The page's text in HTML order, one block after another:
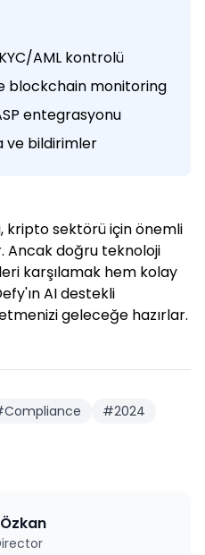
AML kontrolü
blockchain monitoring
entegrasyonu
ve bildirimler
kripto sektörü için önemli
Ancak doğru teknoloji
karşılamak hem kolay
AI destekli
geleceğe hazırlar.
Compliance #2024